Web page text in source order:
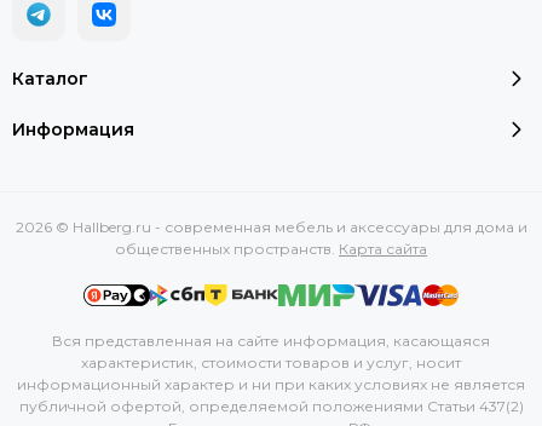
Каталог
Информация
2026 © Hallberg.ru - современная мебель и аксессуары для дома и
общественных пространств. Карта сайта
Вся представленная на сайте информация, касающаяся
характеристик, стоимости товаров и услуг, носит
информационный характер и ни при каких условиях не является
публичной офертой, определяемой положениями Статьи 437(2)